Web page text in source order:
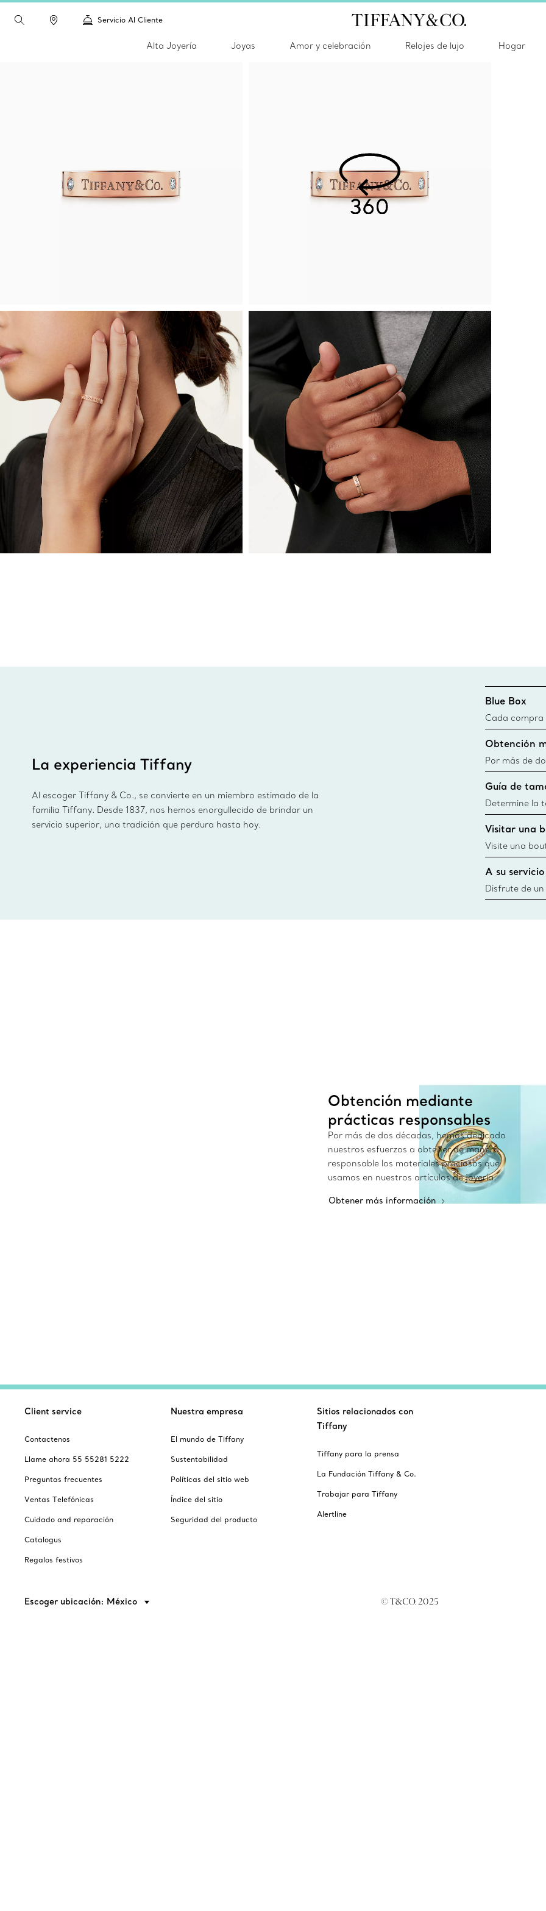
Servicio Al Cliente
Alta Joyería Joyas Amor y celebración Relojes de lujo Hogar
La experiencia Tiffany
Al escoger Tiffany & Co., se convierte en un miembro estimado de la
familia Tiffany. Desde 1837, nos hemos enorgullecido de brindar un
servicio superior, una tradición que perdura hasta hoy.
Blue Box
Cada compra
Blue Box.
día todas las
fuentes
información
Obtención
Por más de
obtener de
usamos en
información
Guía de
Determine la
guía de tallas
{windo
Visitar una
Visite una
diseños,
cercana
A su servicio
Disfrute de
necesidades
Obtención mediante
prácticas responsables
Por más de dos décadas, hemos dedicado
nuestros esfuerzos a obtener de manera
responsable los materiales preciosos que
usamos en nuestros artículos de joyería.
Obtener más información
Client service
Contactenos
Llame ahora 55 55281 5222
Preguntas frecuentes
Ventas Telefónicas
Cuidado and reparación
Catalogus
Regalos festivos
Nuestra empresa
El mundo de Tiffany
Sustentabilidad
Políticas del sitio web
Índice del sitio
Seguridad del producto
Sitios relacionados con
Tiffany
Tiffany para la prensa
La Fundación Tiffany & Co.
Trabajar para Tiffany
Alertline
Escoger ubicación: México © T&CO. 2025